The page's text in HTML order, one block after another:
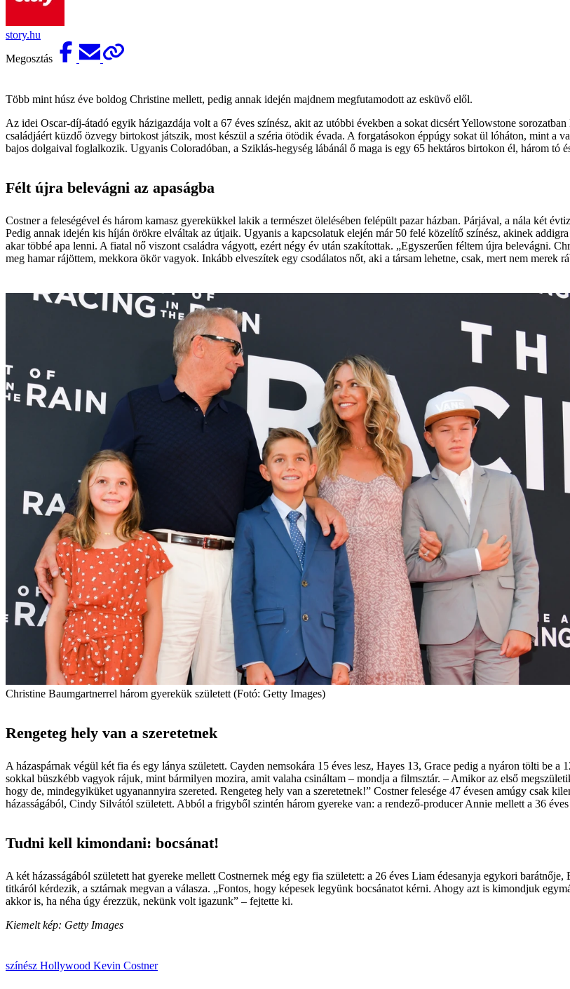
story.hu
Megosztás
Több mint húsz éve boldog Christine mellett, pedig annak idején majdnem megfutamodott az esküvő elől.
Az idei Oscar-díj-átadó egyik házigazdája volt a 67 éves színész, akit az utóbbi években a sokat dicsért Yellowstone
családjáért küzdő özvegy birtokost játszik, most készül a széria ötödik évada. A forgatásokon éppúgy sokat ül lóháton, mint a
bajos dolgaival foglalkozik. Ugyanis Coloradóban, a Sziklás-hegység lábánál ő maga is egy 65 hektáros birtokon él, három tó
Félt újra belevágni az apaságba
Costner a feleségével és három kamasz gyerekükkel lakik a természet ölelésében felépült pazar házban. Párjával, a nála két
Pedig annak idején kis híján örökre elváltak az útjaik. Ugyanis a kapcsolatuk elején már 50 felé közelítő színész, akinek
akar többé apa lenni. A fiatal nő viszont családra vágyott, ezért négy év után szakítottak. „Egyszerűen féltem újra belevágni.
meg hamar rájöttem, mekkora ökör vagyok. Inkább elveszítek egy csodálatos nőt, aki a társam lehetne, csak, mert nem merek
Christine Baum­gartnerrel három gyerekük született (Fotó: Getty Images)
Rengeteg hely van a szeretetnek
A házaspárnak végül két fia és egy lánya született. Cayden nemsokára 15 éves lesz, Hayes 13, Grace pedig a nyáron tölti be a
sokkal büszkébb vagyok rájuk, mint bármilyen mozira, amit valaha csináltam – mondja a filmsztár. – Amikor az első
hogy de, mindegyiküket ugyanannyira szereted. Rengeteg hely van a szeretetnek!” Costner felesége 47 évesen amúgy csak
házasságából, Cindy ­Silvától született. Abból a frigyből szintén három gyereke van: a rendező-producer Annie mellett a 36
Tudni kell kimondani: bocsánat!
A két házasságából született hat gyereke mellett Costnernek még egy fia született: a 26 éves Liam édesanyja egykori
titkáról kérdezik, a sztárnak megvan a válasza. „Fontos, hogy képesek legyünk bocsánatot kérni. Ahogy azt is kimondjuk
akkor is, ha néha úgy érezzük, nekünk volt igazunk” – fejtette ki.
Kiemelt kép: Getty Images
színész Hollywood Kevin Costner